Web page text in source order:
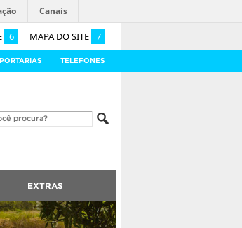
6 MAPA DO SITE 7
Canais
PORTARIAS TELEFONES
EXTRAS